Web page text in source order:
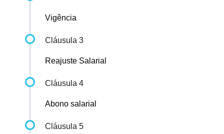
Vigência
Cláusula 3
Reajuste Salarial
Cláusula 4
Abono salarial
Cláusula 5